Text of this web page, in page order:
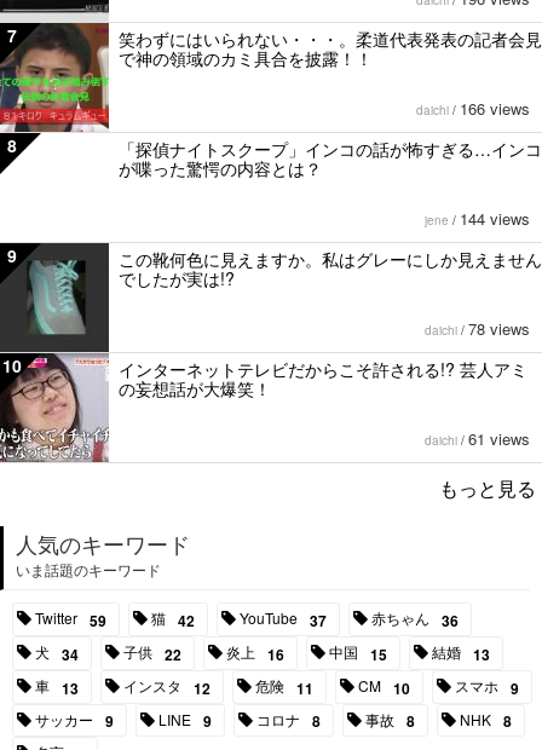
7
笑わずにはいられない・・・。柔道代表発表の記者会見
で神の領域のカミ具合を披露！！
daichi / 166 views
8
「探偵ナイトスクープ」インコの話が怖すぎる…インコ
が喋った驚愕の内容とは？
jene / 144 views
9
この靴何色に見えますか。私はグレーにしか見えません
でしたが実は!?
daichi / 78 views
10
インターネットテレビだからこそ許される!? 芸人アミ
の妄想話が大爆笑！
daichi / 61 views
もっと見る
人気のキーワード
いま話題のキーワード
Twitter 59 猫 42 YouTube 37 赤ちゃん 36
犬 34 子供 22 炎上 16 中国 15 結婚 13
車 13 インスタ 12 危険 11 CM 10 スマホ 9
サッカー 9 LINE 9 コロナ 8 事故 8 NHK 8